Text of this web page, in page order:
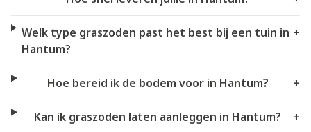
Welk type graszoden past het best bij een tuin in
Hantum?
+
Hoe bereid ik de bodem voor in Hantum? +
Kan ik graszoden laten aanleggen in Hantum? +